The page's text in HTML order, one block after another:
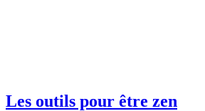
Les outils pour être zen